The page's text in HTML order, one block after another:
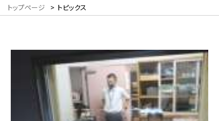
トップページ > トピックス